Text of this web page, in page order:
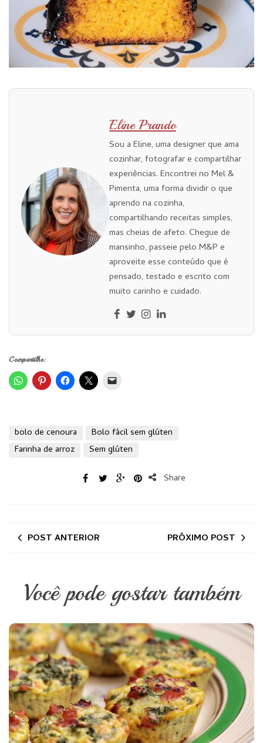
Eline Prando
Sou a Eline, uma designer que ama
cozinhar, fotografar e compartilhar
experiências. Encontrei no Mel &
Pimenta, uma forma dividir o que
aprendo na cozinha,
compartilhando receitas simples,
mas cheias de afeto. Chegue de
mansinho, passeie pelo M&P e
aproveite esse conteúdo que é
pensado, testado e escrito com
muito carinho e cuidado.
Compartilhe:
bolo de cenoura
Bolo fácil sem glúten
Farinha de arroz
Sem glúten
Share
POST ANTERIOR PRÓXIMO POST
Você pode gostar também